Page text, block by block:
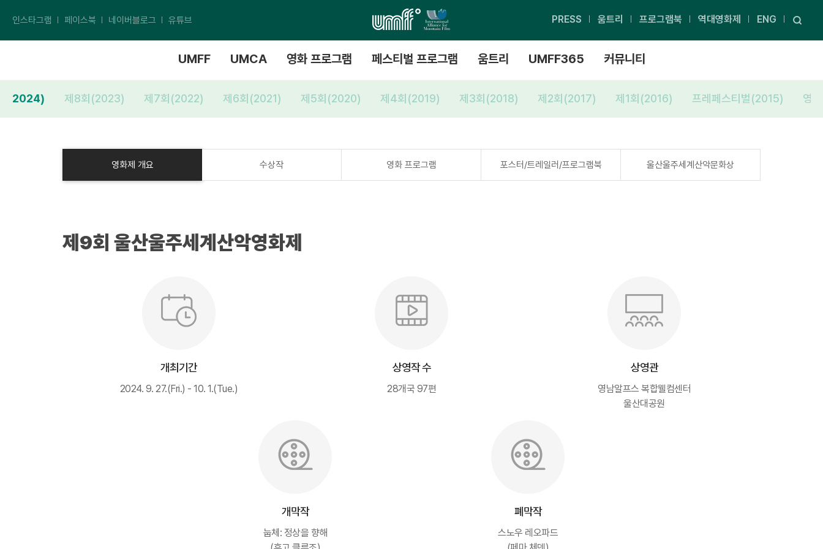
인스타그램 페이스북 네이버블로그 유튜브 PRESS 움트리 프로그램북 역대영화제 ENG
UMFF UMCA 영화 프로그램 페스티벌 프로그램 움트리 UMFF365 커뮤니티
(2024) 제8회(2023) 제7회(2022) 제6회(2021) 제5회(2020) 제4회(2019) 제3회(2018) 제2회(2017) 제1회(2016) 프레페스티벌(2015) 영
영화제 개요 수상작 영화 프로그램 포스터/트레일러/프로그램북 울산울주세계산악문화상
제9회 울산울주세계산악영화제
개최기간
2024. 9. 27.(Fri.) - 10. 1.(Tue.)
상영작 수
28개국 97편
상영관
영남알프스 복합웰컴센터
울산대공원
개막작
눕체: 정상을 향해
폐막작
스노우 레오파드